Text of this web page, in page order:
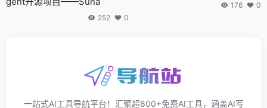
252 0
176 0
一站式AI工具导航平台！汇聚超800+免费AI工具，涵盖AI写